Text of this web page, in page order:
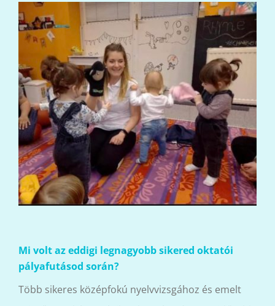
Mi volt az eddigi legnagyobb sikered oktatói
pályafutásod során?
Több sikeres középfokú nyelvvizsgához és emelt